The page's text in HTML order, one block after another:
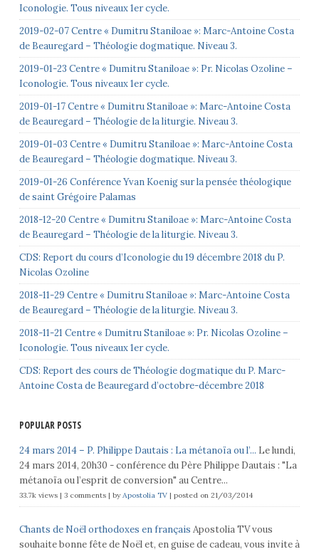
Iconologie. Tous niveaux 1er cycle.
2019-02-07 Centre « Dumitru Staniloae »: Marc-Antoine Costa
de Beauregard – Théologie dogmatique. Niveau 3.
2019-01-23 Centre « Dumitru Staniloae »: Pr. Nicolas Ozoline –
Iconologie. Tous niveaux 1er cycle.
2019-01-17 Centre « Dumitru Staniloae »: Marc-Antoine Costa
de Beauregard – Théologie de la liturgie. Niveau 3.
2019-01-03 Centre « Dumitru Staniloae »: Marc-Antoine Costa
de Beauregard – Théologie dogmatique. Niveau 3.
2019-01-26 Conférence Yvan Koenig sur la pensée théologique
de saint Grégoire Palamas
2018-12-20 Centre « Dumitru Staniloae »: Marc-Antoine Costa
de Beauregard – Théologie de la liturgie. Niveau 3.
CDS: Report du cours d’Iconologie du 19 décembre 2018 du P.
Nicolas Ozoline
2018-11-29 Centre « Dumitru Staniloae »: Marc-Antoine Costa
de Beauregard – Théologie de la liturgie. Niveau 3.
2018-11-21 Centre « Dumitru Staniloae »: Pr. Nicolas Ozoline –
Iconologie. Tous niveaux 1er cycle.
CDS: Report des cours de Théologie dogmatique du P. Marc-
Antoine Costa de Beauregard d’octobre-décembre 2018
POPULAR POSTS
24 mars 2014 – P. Philippe Dautais : La métanoïa ou l’... Le lundi,
24 mars 2014, 20h30 - conférence du Père Philippe Dautais : "La
métanoïa ou l’esprit de conversion" au Centre...
33.7k views| 3 comments| byApostolia TV| posted on 21/03/2014
Chants de Noël orthodoxes en français Apostolia TV vous
souhaite bonne fête de Noël et, en guise de cadeau, vous invite à